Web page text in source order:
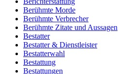
Berühmte Morde
Berühmte Verbrecher
Berühmte Zitate und Aussagen
Bestatter
Bestatter & Dienstleister
Bestatterwahl
Bestattung
Bestattungen